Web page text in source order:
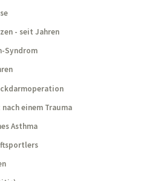
- seit Jahren
Syndrom
einem Trauma
Asthma